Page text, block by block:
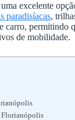
excelente
paradisíacas,
carro,
de mobilidade.
Florianópolis